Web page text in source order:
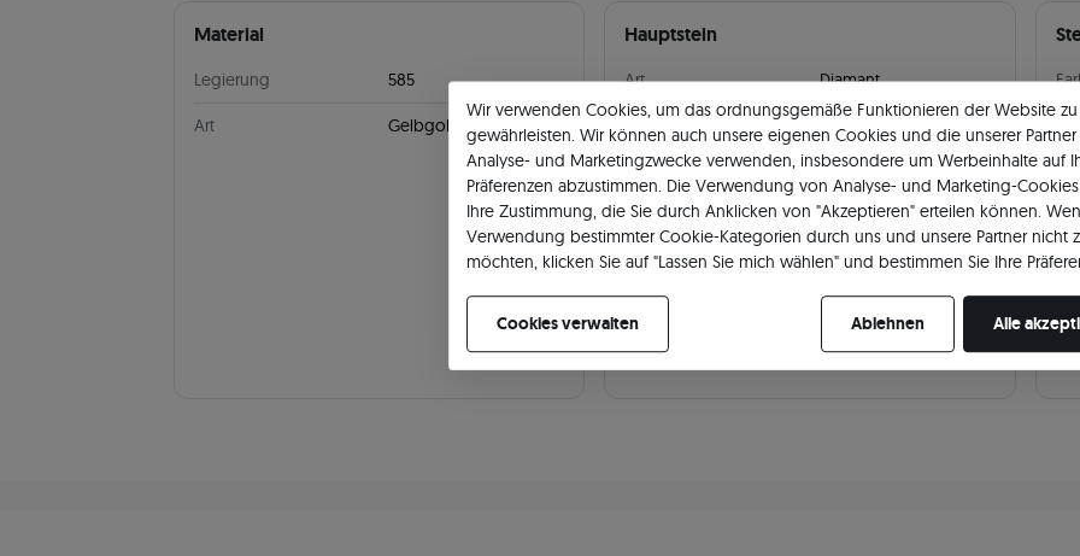
Material
Legierung 585
Art Gelbgold
Hauptstein
Art Diamant
Farbe
Reinheit SI2
Anzahl von Steinen 2
Schleifen Rund/Brillant
Gewicht 0.06 ct
Lage Haupt
Art
Wir verwenden Cookies, um das ordnungsgemäße Funktionieren der Website zu
gewährleisten. Wir können auch unsere eigenen Cookies und die unserer Partner
Analyse- und Marketingzwecke verwenden, insbesondere um Werbeinhalte auf
Präferenzen abzustimmen. Die Verwendung von Analyse- und Marketing-
Ihre Zustimmung, die Sie durch Anklicken von "Akzeptieren" erteilen können.
Verwendung bestimmter Cookie-Kategorien durch uns und unsere Partner nicht
möchten, klicken Sie auf "Lassen Sie mich wählen" und bestimmen Sie Ihre
Cookies verwalten
Ablehnen Alle